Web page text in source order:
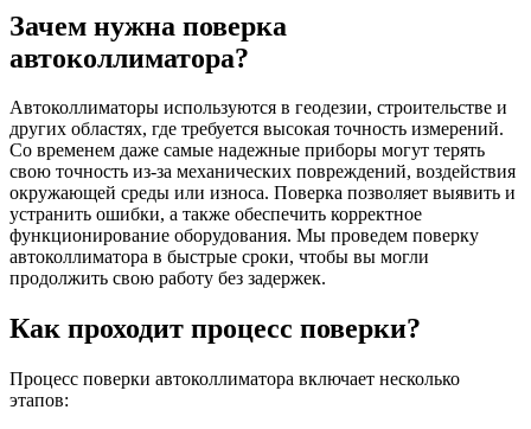
Зачем нужна поверка
автоколлиматора?
Автоколлиматоры используются в геодезии, строительстве и
других областях, где требуется высокая точность измерений.
Со временем даже самые надежные приборы могут терять
свою точность из-за механических повреждений, воздействия
окружающей среды или износа. Поверка позволяет выявить и
устранить ошибки, а также обеспечить корректное
функционирование оборудования. Мы проведем поверку
автоколлиматора в быстрые сроки, чтобы вы могли
продолжить свою работу без задержек.
Как проходит процесс поверки?
Процесс поверки автоколлиматора включает несколько
этапов: